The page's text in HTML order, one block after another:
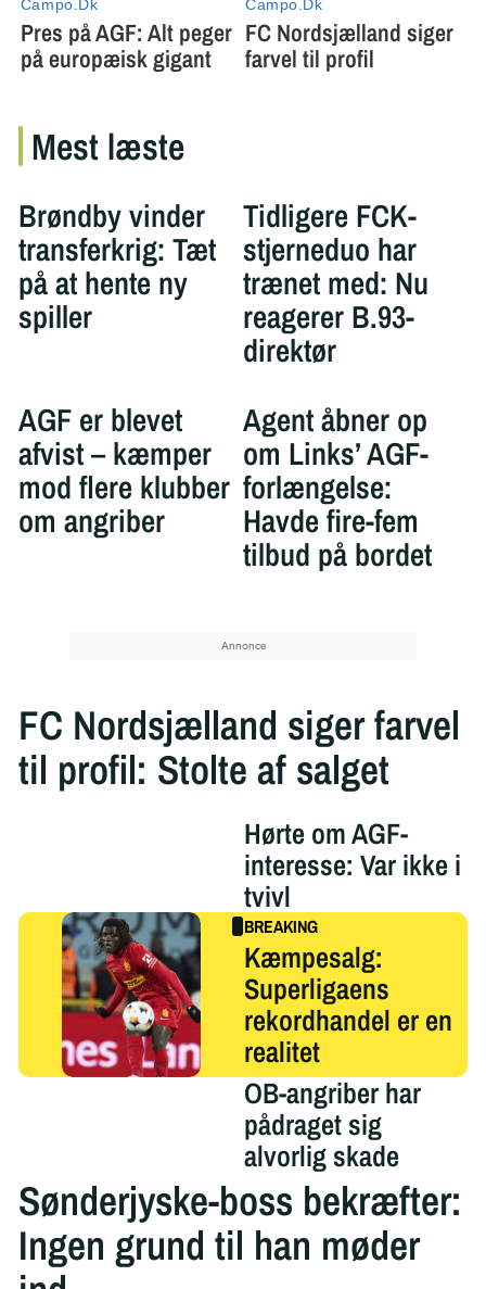
Mest læste
Brøndby vinder
transferkrig: Tæt
på at hente ny
spiller
Tidligere FCK-
stjerneduo har
trænet med: Nu
reagerer B.93-
direktør
AGF er blevet
afvist – kæmper
mod flere klubber
om angriber
Agent åbner op
om Links’ AGF-
forlængelse:
Havde fire-fem
tilbud på bordet
FC Nordsjælland siger farvel
til profil: Stolte af salget
Hørte om AGF-
interesse: Var ikke i
tvivl
Kæmpesalg:
Superligaens
rekordhandel er en
realitet
OB-angriber har
pådraget sig
alvorlig skade
Sønderjyske-boss bekræfter:
Ingen grund til han møder